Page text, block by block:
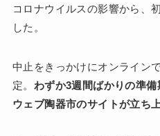
コロナウイルスの影響から、
した。
中止をきっかけにオンライン
定。 わずか3週間ばかりの準
ウェブ陶器市のサイトが立ち